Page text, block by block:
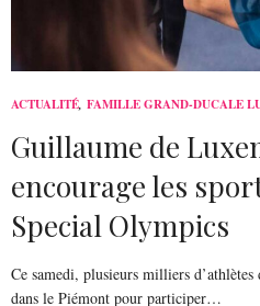
ACTUALITÉ, FAMILLE GRAND-DUCALE
Guillaume de
encourage les
Special Olympics
Ce samedi, plusieurs milliers
dans le Piémont pour participer…